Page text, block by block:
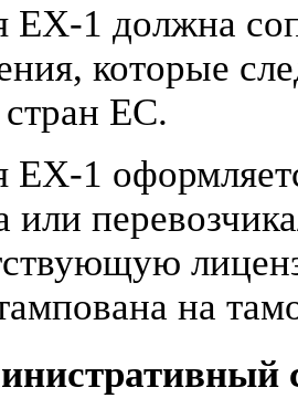
ЕХ-1 должна
которые
ЕС.
ЕХ-1
или
на